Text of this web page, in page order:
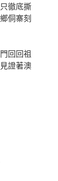
徹底撕
侗寨刻
回回祖
證著澳